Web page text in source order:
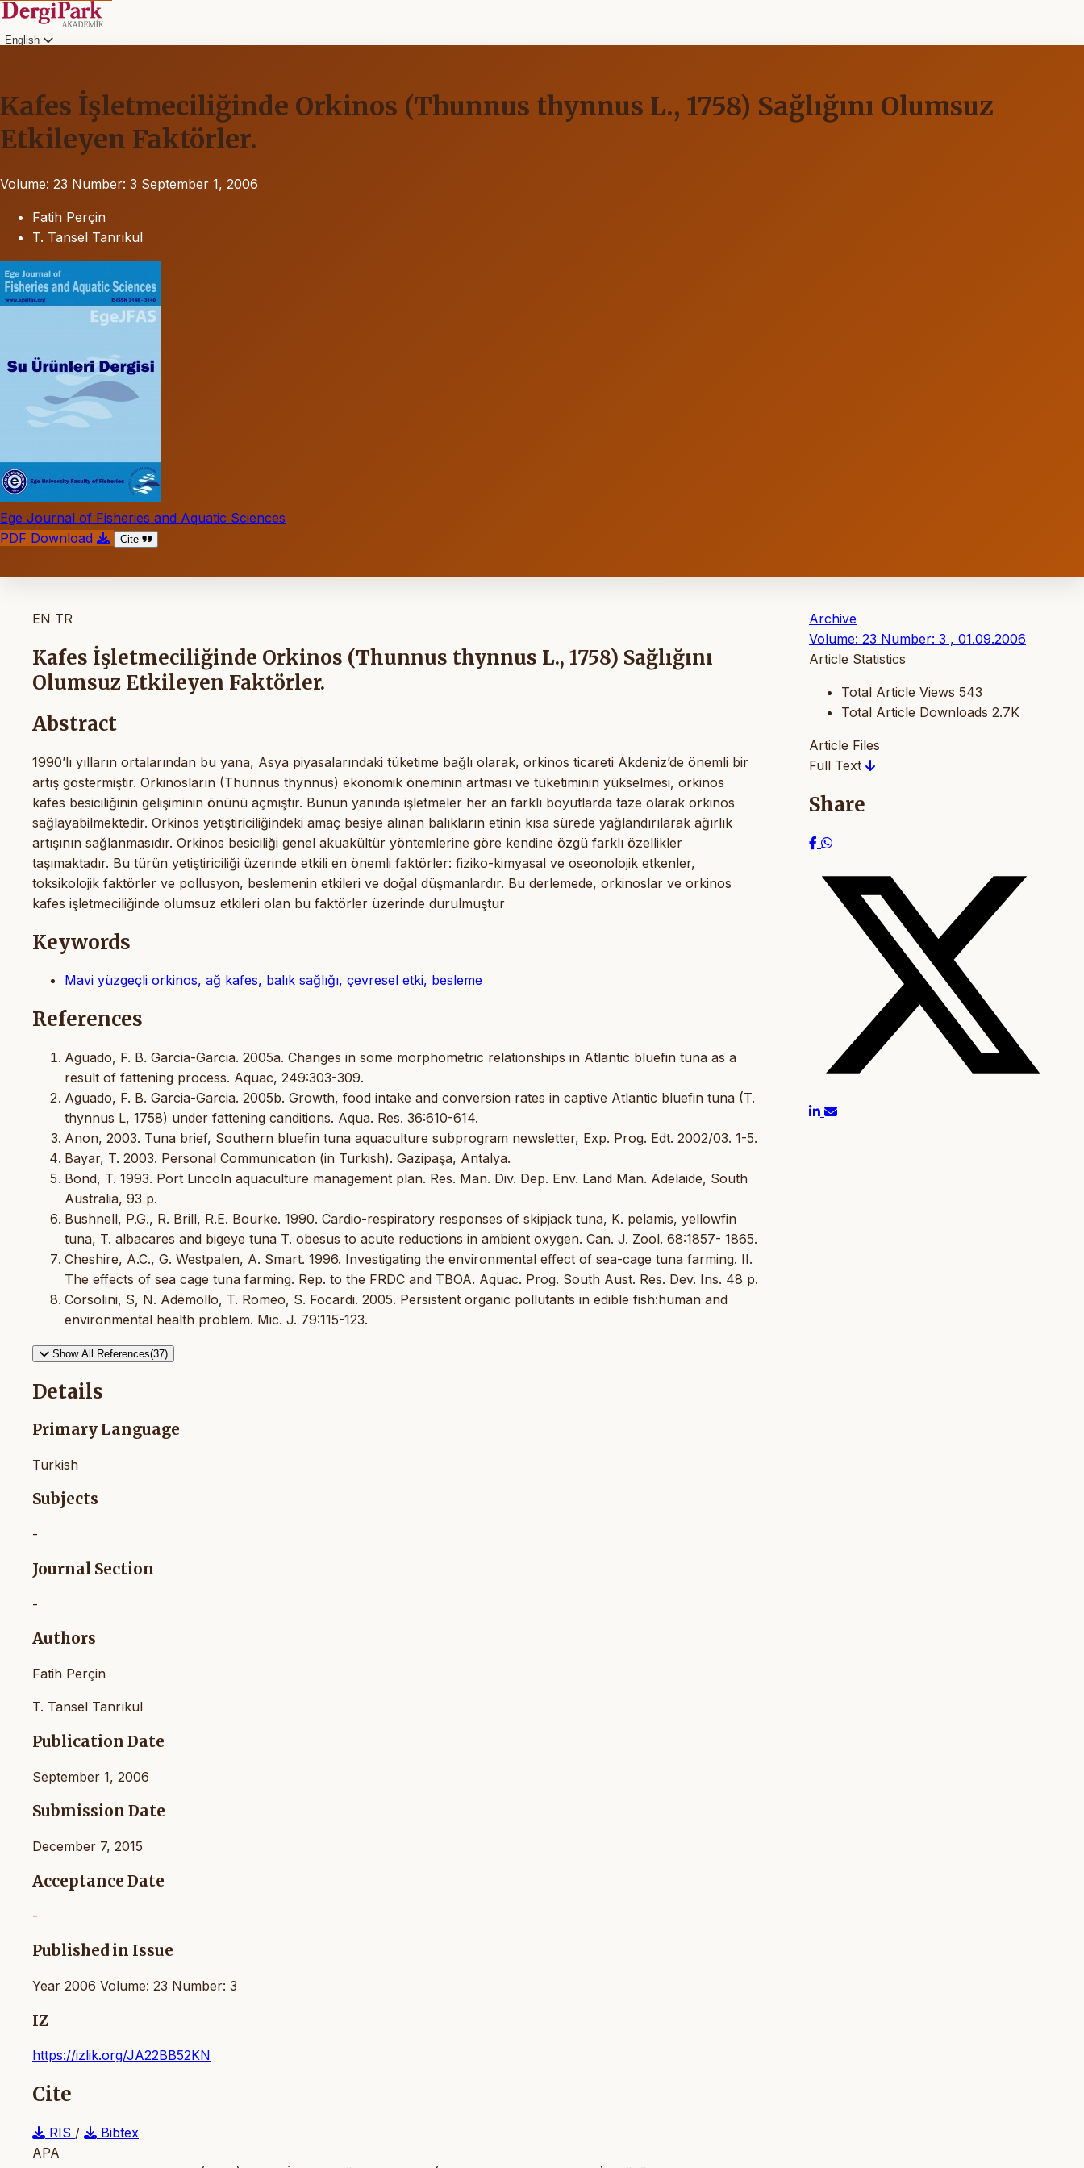
English
Kafes İşletmeciliğinde Orkinos (Thunnus thynnus L., 1758) Sağlığını Olumsuz
Etkileyen Faktörler.
Volume: 23 Number: 3 September 1, 2006
Fatih Perçin
T. Tansel Tanrıkul
Ege Journal of Fisheries and Aquatic Sciences
PDF Download
Cite
EN TR
Kafes İşletmeciliğinde Orkinos (Thunnus thynnus L., 1758) Sağlığını
Olumsuz Etkileyen Faktörler.
Abstract
1990’lı yılların ortalarından bu yana, Asya piyasalarındaki tüketime bağlı olarak, orkinos ticareti Akdeniz’de önemli bir
artış göstermiştir. Orkinosların (Thunnus thynnus) ekonomik öneminin artması ve tüketiminin yükselmesi, orkinos
kafes besiciliğinin gelişiminin önünü açmıştır. Bunun yanında işletmeler her an farklı boyutlarda taze olarak orkinos
sağlayabilmektedir. Orkinos yetiştiriciliğindeki amaç besiye alınan balıkların etinin kısa sürede yağlandırılarak ağırlık
artışının sağlanmasıdır. Orkinos besiciliği genel akuakültür yöntemlerine göre kendine özgü farklı özellikler
taşımaktadır. Bu türün yetiştiriciliği üzerinde etkili en önemli faktörler: fiziko-kimyasal ve oseonolojik etkenler,
toksikolojik faktörler ve pollusyon, beslemenin etkileri ve doğal düşmanlardır. Bu derlemede, orkinoslar ve orkinos
kafes işletmeciliğinde olumsuz etkileri olan bu faktörler üzerinde durulmuştur
Keywords
Mavi yüzgeçli orkinos, ağ kafes, balık sağlığı, çevresel etki, besleme
References
Aguado, F. B. Garcia-Garcia. 2005a. Changes in some morphometric relationships in Atlantic bluefin tuna as a
result of fattening process. Aquac, 249:303-309.
Aguado, F. B. Garcia-Garcia. 2005b. Growth, food intake and conversion rates in captive Atlantic bluefin tuna (T.
thynnus L, 1758) under fattening canditions. Aqua. Res. 36:610-614.
Anon, 2003. Tuna brief, Southern bluefin tuna aquaculture subprogram newsletter, Exp. Prog. Edt. 2002/03. 1-5.
Bayar, T. 2003. Personal Communication (in Turkish). Gazipaşa, Antalya.
Bond, T. 1993. Port Lincoln aquaculture management plan. Res. Man. Div. Dep. Env. Land Man. Adelaide, South
Australia, 93 p.
Bushnell, P.G., R. Brill, R.E. Bourke. 1990. Cardio-respiratory responses of skipjack tuna, K. pelamis, yellowfin
tuna, T. albacares and bigeye tuna T. obesus to acute reductions in ambient oxygen. Can. J. Zool. 68:1857- 1865.
Cheshire, A.C., G. Westpalen, A. Smart. 1996. Investigating the environmental effect of sea-cage tuna farming. II.
The effects of sea cage tuna farming. Rep. to the FRDC and TBOA. Aquac. Prog. South Aust. Res. Dev. Ins. 48 p.
Corsolini, S, N. Ademollo, T. Romeo, S. Focardi. 2005. Persistent organic pollutants in edible fish:human and
environmental health problem. Mic. J. 79:115-123.
Show All References(37)
Details
Primary Language
Turkish
Subjects
-
Journal Section
-
Authors
Fatih Perçin
T. Tansel Tanrıkul
Publication Date
September 1, 2006
Submission Date
December 7, 2015
Acceptance Date
-
Published in Issue
Year 2006 Volume: 23 Number: 3
IZ
https://izlik.org/JA22BB52KN
Cite
RIS /
Bibtex
APA
Archive
Volume: 23 Number: 3 , 01.09.2006
Article Statistics
Total Article Views 543
Total Article Downloads 2.7K
Article Files
Full Text
Share